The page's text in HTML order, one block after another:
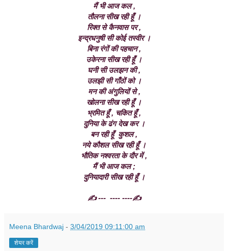
मैं भी आज कल ,
तौलना सीख रही हूँ ।
रिक्त से कैनवास पर ,
इन्द्रधनुषी सी कोई तस्वीर ।
बिना रंगों की पहचान ,
उकेरना सीख रही हूँ ।
घनी सी उलझन की ,
उलझी सी गाँठों को ।
मन की अंगुलियों से ,
खोलना सीख रही हूँ ।
भ्रमित हूँ , चकित हूँ ,
दुनिया के ढंग देख कर ।
बन रही हूँ  कुशल ,
नये कौशल सीख रही हूँ ।
भौतिक नश्वरता के दौर में ,
मैं भी आज कल ;
दुनियादारी सीख रही हूँ ।
✍️ ---  ---- ----✍️
Meena Bhardwaj - 3/04/2019 09:11:00 am
शेयर करें